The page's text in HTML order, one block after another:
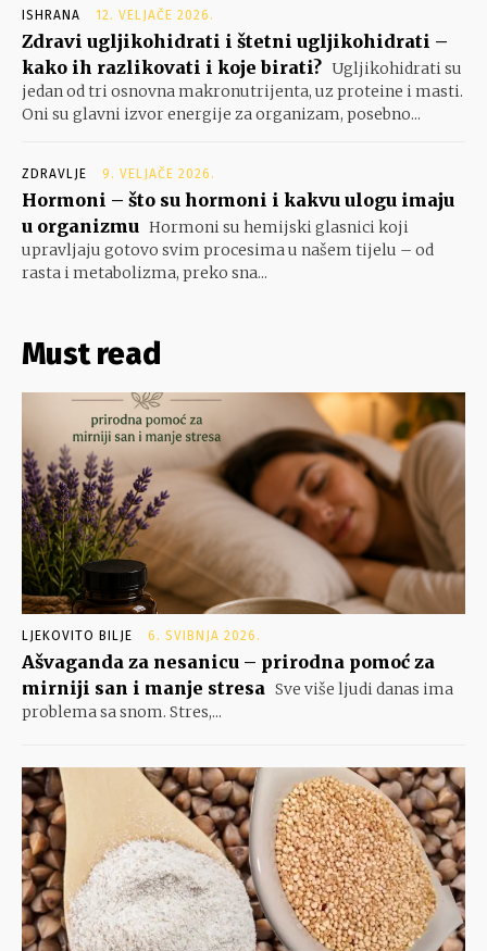
ISHRANA 12. VELJAČE 2026.
Zdravi ugljikohidrati i štetni ugljikohidrati –
kako ih razlikovati i koje birati? Ugljikohidrati su
jedan od tri osnovna makronutrijenta, uz proteine i masti.
Oni su glavni izvor energije za organizam, posebno...
ZDRAVLJE 9. VELJAČE 2026.
Hormoni – što su hormoni i kakvu ulogu imaju
u organizmu Hormoni su hemijski glasnici koji
upravljaju gotovo svim procesima u našem tijelu – od
rasta i metabolizma, preko sna...
Must read
LJEKOVITO BILJE 6. SVIBNJA 2026.
Ašvaganda za nesanicu – prirodna pomoć za
mirniji san i manje stresa Sve više ljudi danas ima
problema sa snom. Stres,...